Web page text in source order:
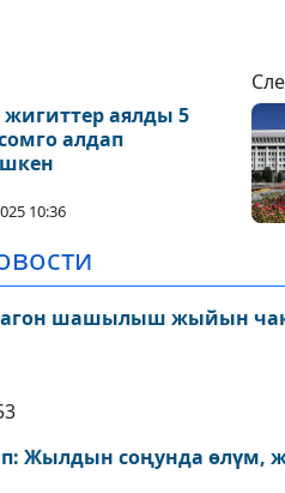
аялды 5
алдап
10:36
шашылыш жыйын
Жылдын соңунда өлүм,